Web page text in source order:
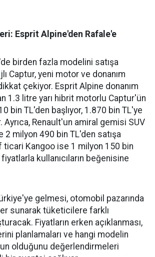
Esprit Alpine'den Rafale'e
birden fazla modelini satışa
Captur, yeni motor ve donanım
çekiyor. Esprit Alpine donanım
1.3 litre yarı hibrit motorlu Captur'ün
bin TL'den başlıyor, 1.870 bin TL'ye
Ayrıca, Renault'un amiral gemisi SUV
2 milyon 490 bin TL'den satışa
ticari Kangoo ise 1 milyon 150 bin
kullanıcıların beğenisine
gelmesi, otomobil pazarında
sunarak tüketicilere farklı
Fiyatların erken açıklanması,
planlamaları ve hangi modelin
olduğunu değerlendirmeleri